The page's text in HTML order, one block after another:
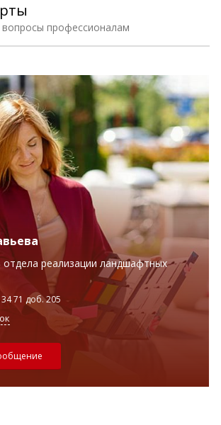
вопросы профессионалам
отдела реализации ландшафтных
71 доб. 205